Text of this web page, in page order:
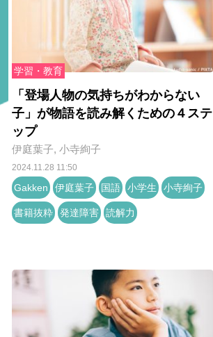
学習・教育
「登場人物の気持ちがわからない
子」が物語を読み解くための４ステ
ップ
伊庭葉子, 小寺絢子
2024.11.28 11:50
Gakken 伊庭葉子 国語 小学生 小寺絢子
書籍抜粋 発達障害 読解力